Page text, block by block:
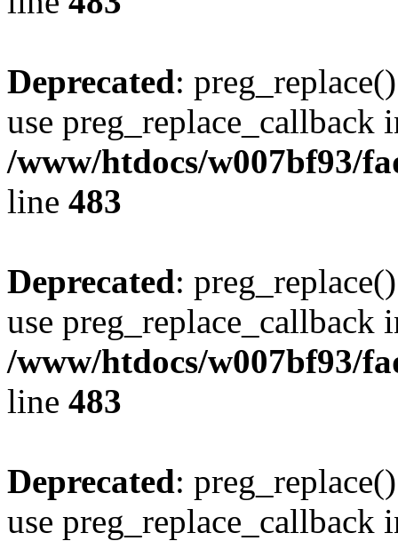
Deprecated:
use preg_replace_callback
/www/htdocs/w007bf93/
line 483
Deprecated:
use preg_replace_callback
/www/htdocs/w007bf93/
line 483
Deprecated:
use preg_replace_callback